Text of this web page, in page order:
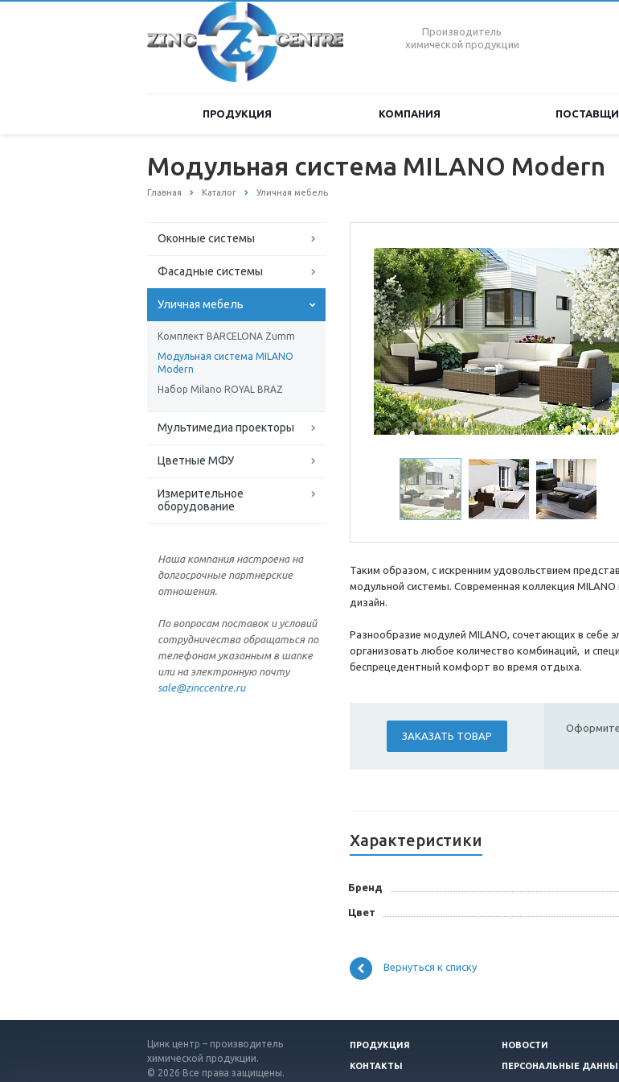
Производитель
химической продукции
ПРОДУКЦИЯ КОМПАНИЯ
Модульная система MILANO Modern
Главная Каталог Уличная мебель
Оконные системы
Фасадные системы
Уличная мебель
Комплект BARCELONA Zumm
Модульная система MILANO
Modern
Набор Milano ROYAL BRAZ
Мультимедиа проекторы
Цветные МФУ
Измерительное
оборудование
Наша компания настроена на
долгосрочные партнерские
отношения.
По вопросам поставок и условий
сотрудничества обращаться по
телефонам указанным в шапке
или на электронную почту
sale@zinccentre.ru
Таким образом, с искренним удовольствием
модульной системы. Современная коллекция
дизайн.
Разнообразие модулей MILANO, сочетающих в себе
организовать любое количество комбинаций, и
беспрецедентный комфорт во время отдыха.
ЗАКАЗАТЬ ТОВАР
Оформите
Характеристики
Бренд
Цвет
Вернуться к списку
Цинк центр – производитель
химической продукции.
© 2026 Все права защищены.
ПРОДУКЦИЯ НОВОСТИ
КОНТАКТЫ ПЕРСОНАЛЬНЫЕ